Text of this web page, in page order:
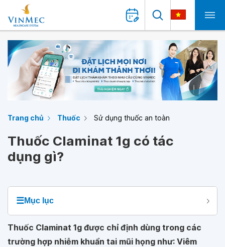
Trang chủ Thuốc Sử dụng thuốc an toàn
Thuốc Claminat 1g có tác
dụng gì?
☰Mục lục
Thuốc Claminat 1g được chỉ định dùng trong các
trường hợp nhiễm khuẩn tai mũi họng như: Viêm